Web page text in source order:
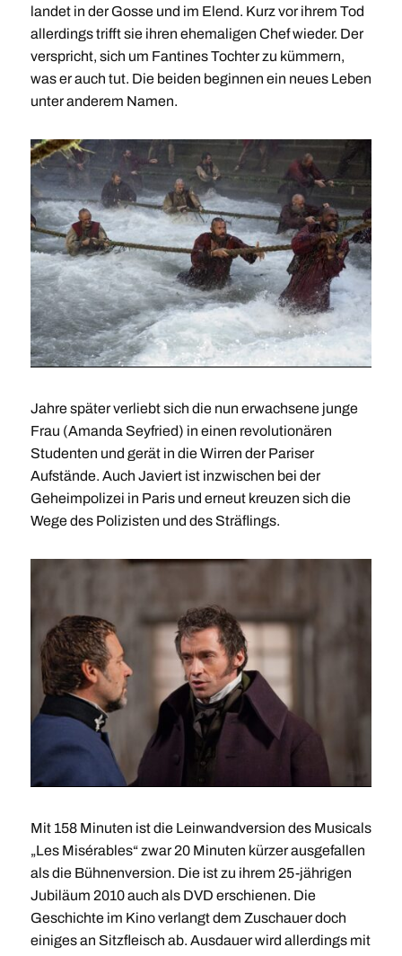
landet in der Gosse und im Elend. Kurz vor ihrem Tod
allerdings trifft sie ihren ehemaligen Chef wieder. Der
verspricht, sich um Fantines Tochter zu kümmern,
was er auch tut. Die beiden beginnen ein neues Leben
unter anderem Namen.
Jahre später verliebt sich die nun erwachsene junge
Frau (Amanda Seyfried) in einen revolutionären
Studenten und gerät in die Wirren der Pariser
Aufstände. Auch Javiert ist inzwischen bei der
Geheimpolizei in Paris und erneut kreuzen sich die
Wege des Polizisten und des Sträflings.
Mit 158 Minuten ist die Leinwandversion des Musicals
„Les Misérables“ zwar 20 Minuten kürzer ausgefallen
als die Bühnenversion. Die ist zu ihrem 25-jährigen
Jubiläum 2010 auch als DVD erschienen. Die
Geschichte im Kino verlangt dem Zuschauer doch
einiges an Sitzfleisch ab. Ausdauer wird allerdings mit